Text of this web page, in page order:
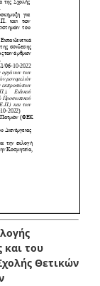
του
Θετικών